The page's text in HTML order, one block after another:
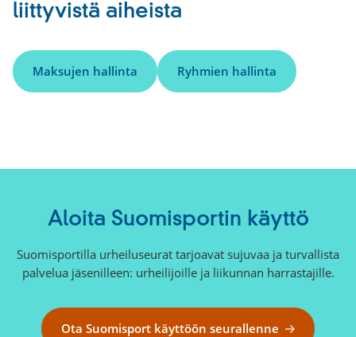
liittyvistä aiheista
Maksujen hallinta Ryhmien hallinta
Aloita Suomisportin käyttö
Suomisportilla urheiluseurat tarjoavat sujuvaa ja turvallista
palvelua jäsenilleen: urheilijoille ja liikunnan harrastajille.
Ota Suomisport käyttöön seurallenne